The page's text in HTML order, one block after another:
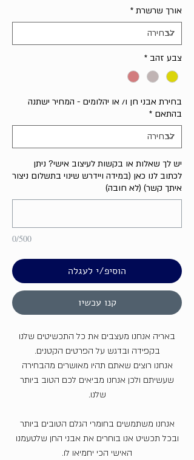
אורך שרשרת *
צבע זהב *
בחירת אבני חן ו/ או יהלומים - המחיר ישתנה
בהתאם *
יש לך שאלות או בקשות לעיצוב אישי? ניתן
לכתוב לנו כאן (במידה ויידרש שינוי בתשלום ניצור
איתך קשר) (לא חובה)
0/500
הוסיפ/י לעגלה
קנו עכשיו
באריה אנחנו מעצבים את כל התכשיטים שלנו
בקפידה ובדגש על הפרטים הקטנים.
אנחנו רוצים שאתם תהיו מאושרים מהבחירה
שעשיתם ולכן אנחנו מביאים לכם הטוב ביותר
שלנו.
אנחנו משתמשים בחומרי הגלם הטובים ביותר
ובכל תכשיט אנו בוחרים את אבני החן שלטעמנו
האישי הכי יחמיאו לו.